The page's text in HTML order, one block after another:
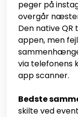
peger på
overgår
Den native
appen, men
via telefonens
app scanner.
Bedste
skilte ved